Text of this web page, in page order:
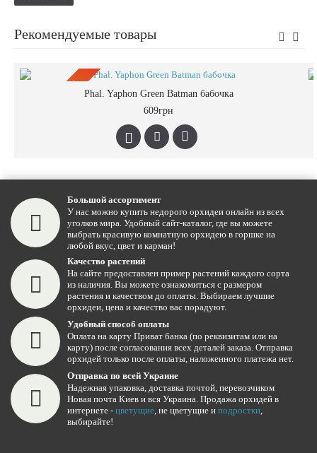
Рекомендуемые товары
Phal. Yaphon Green Batman бабочка
609грн
Большой ассортимент
У нас можно купить недорого орхидеи онлайн из всех
уголков мира. Удобный сайт-каталог, где вы можете
выбрать красивую комнатную орхидею в горшке на
любой вкус, цвет и карман!
Качество растений
На сайте предоставлен пример растений каждого сорта
из наличия. Вы можете ознакомиться с размером
растения и качеством до оплаты. Выбираем лучшие
орхидеи, цена и качество вас порадуют.
Удобный способ оплаты
Оплата на карту Приват банка (по реквизитам или на
карту) после согласования всех деталей заказа. Отправка
орхидей только после оплаты, наложенного платежа нет.
Отправка по всей Украине
Надежная упаковка, доставка почтой, перевозчиком
Новая почта Киев и вся Украина. Продажа орхидей в
интернете - цветущие, не цветущие и подростки,
выбирайте!